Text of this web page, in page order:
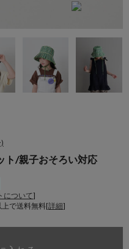
ト/親子おそろい対応
について]
で送料無料[詳細]